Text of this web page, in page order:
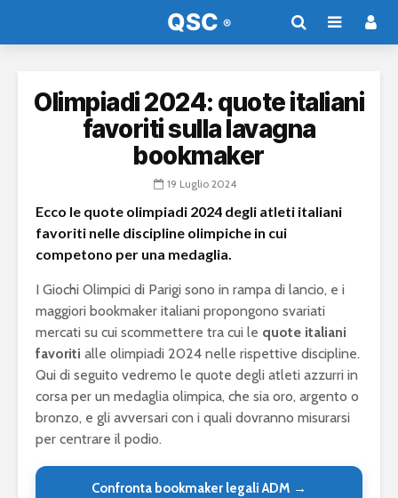
Olimpiadi 2024: quote italiani
favoriti sulla lavagna
bookmaker
19 Luglio 2024
Ecco le quote olimpiadi 2024 degli atleti italiani
favoriti nelle discipline olimpiche in cui
competono per una medaglia.
I Giochi Olimpici di Parigi sono in rampa di lancio, e i
maggiori bookmaker italiani propongono svariati
mercati su cui scommettere tra cui le quote italiani
favoriti alle olimpiadi 2024 nelle rispettive discipline.
Qui di seguito vedremo le quote degli atleti azzurri in
corsa per un medaglia olimpica, che sia oro, argento o
bronzo, e gli avversari con i quali dovranno misurarsi
per centrare il podio.
Confronta bookmaker legali ADM →